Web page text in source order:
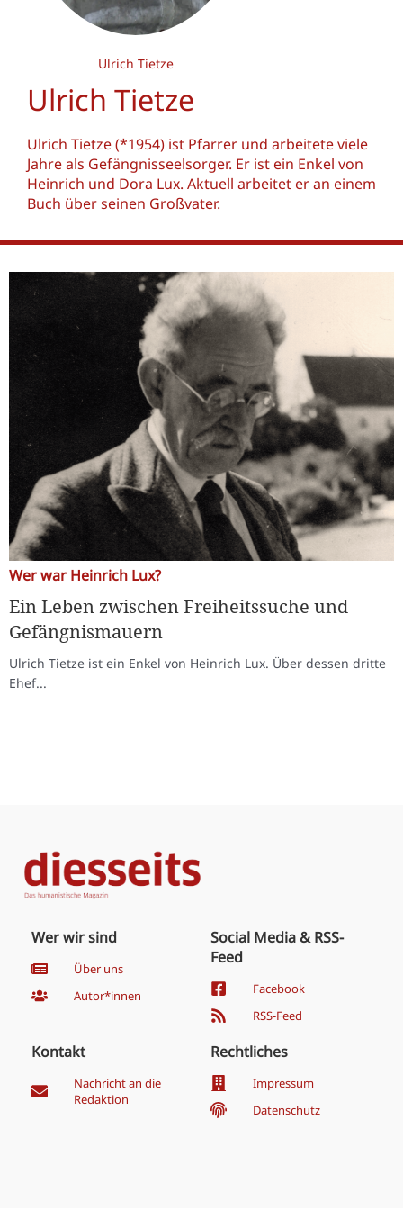
Ulrich Tietze
Ulrich Tietze
Ulrich Tietze (*1954) ist Pfarrer und arbeitete viele
Jahre als Gefängnisseelsorger. Er ist ein Enkel von
Heinrich und Dora Lux. Aktuell arbeitet er an einem
Buch über seinen Großvater.
Wer war Heinrich Lux?
Ein Leben zwischen Freiheitssuche und
Gefängnismauern
Ulrich Tietze ist ein Enkel von Heinrich Lux. Über dessen dritte
Ehef...
Wer wir sind
Über uns
Autor*innen
Social Media & RSS-
Feed
Facebook
RSS-Feed
Kontakt
Nachricht an die
Redaktion
Rechtliches
Impressum
Datenschutz